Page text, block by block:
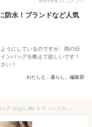
防水！ブランドなど人気
うにしているのですが、雨の日
ンバッグを教えて欲しいです！
い！
わたしと、暮らし。編集部
wpc バッグ レインバッグ カバー トートバッグ かばん kiu キウ バッグカバー レディース メンズ ウォータープルーフ 2025年春夏新作 パッカブル エコバッグ 折りたたみ コンパクト 丈夫 大きめ 防水 撥水 通勤 通学 おしゃれ かわいい ブランド